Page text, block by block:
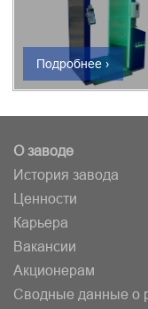
Подробнее ›
О заводе
История завода
Ценности
Карьера
Вакансии
Акционерам
Сводные данные о